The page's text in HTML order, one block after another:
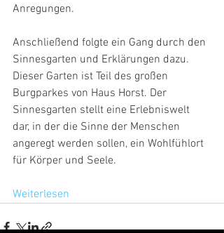
Anregungen.
Anschließend folgte ein Gang durch den
Sinnesgarten und Erklärungen dazu.
Dieser Garten ist Teil des großen
Burgparkes von Haus Horst. Der
Sinnesgarten stellt eine Erlebniswelt
dar, in der die Sinne der Menschen
angeregt werden sollen, ein Wohlfühlort
für Körper und Seele.
Weiterlesen